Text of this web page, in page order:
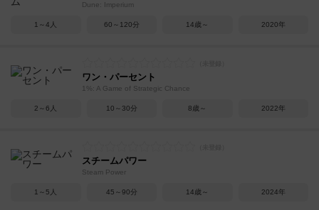
Dune: Imperium
1～4人 60～120分 14歳～ 2020年
ワン・パーセント
1%: A Game of Strategic Chance
2～6人 10～30分 8歳～ 2022年
スチームパワー
Steam Power
1～5人 45～90分 14歳～ 2024年